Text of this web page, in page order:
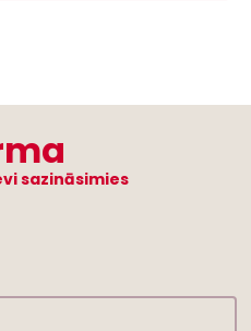
sazināsimies